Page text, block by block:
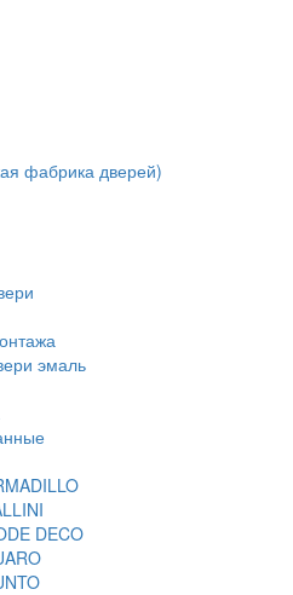
фабрика дверей)
эмаль
DECO